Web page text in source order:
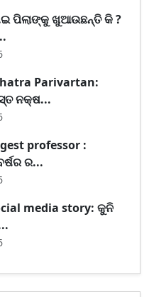
ପିଲାଙ୍କୁ ଖୁଆଉଛନ୍ତି କି ?
Parivartan:
ନକ୍ଷ...
professor :
ର...
media story: କୁନି